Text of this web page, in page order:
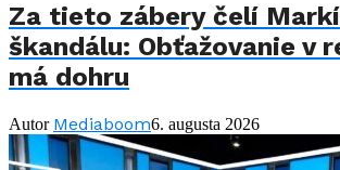
Za tieto zábery čelí
škandálu: Obťažovanie v
má dohru
Autor Mediaboom6. augusta 2026